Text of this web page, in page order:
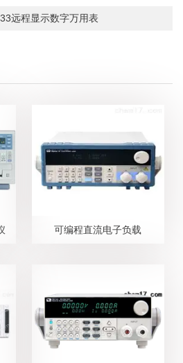
远程显示数字万用表
可编程直流电子负载